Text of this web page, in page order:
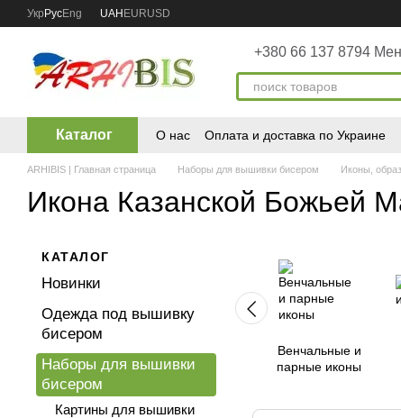
Перейти к основному контенту
Укр РусEng UAH EURUSD
+380 66 137 8794
Каталог О нас Оплата и доставка по Украине
ARHIBIS | Главная страница Наборы для вышивки бисером Иконы,
Икона Казанской Божьей
Венчальные и
парные иконы
КАТАЛОГ
Новинки
Одежда под вышивку
бисером
Наборы для вышивки
бисером
Картины для вышивки